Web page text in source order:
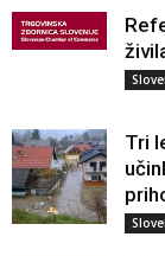
Tri